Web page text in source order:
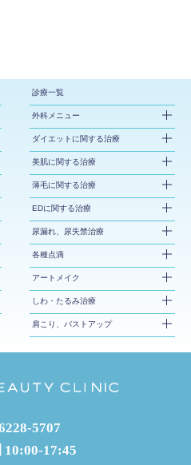
診療一覧
外科メニュー
ダイエットに関する治療
美肌に関する治療
薄毛に関する治療
EDに関する治療
尿漏れ、尿失禁治療
各種点滴
アートメイク
しわ・たるみ治療
肩こり、バストアップ
5707
10:00-17:45